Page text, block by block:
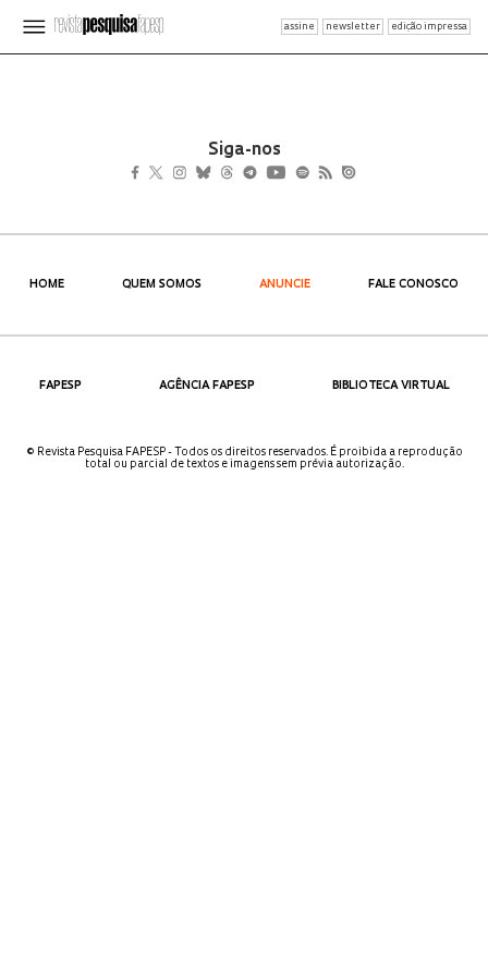
assine newsletter edição impressa
Siga-nos
HOME QUEM SOMOS ANUNCIE FALE CONOSCO
FAPESP AGÊNCIA FAPESP BIBLIOTECA VIRTUAL
© Revista Pesquisa FAPESP - Todos os direitos reservados. É proibida a reprodução
total ou parcial de textos e imagens sem prévia autorização.